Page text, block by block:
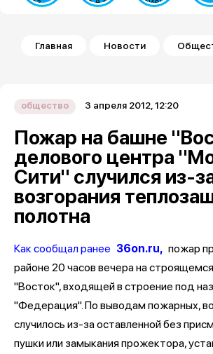
Строка навигации
Главная Новости
общество 3 апреля 2012, 12:20
Пожар на башне
делового центра
Сити" случился из-
возгорания
полотна
Как сообщал ранее 36on.ru, пожар
районе 20 часов вечера на
"Восток", входящей в строение под
"Федерация". По выводам пожарных,
случилось из-за оставленной без
пушки или замыкания прожектора,